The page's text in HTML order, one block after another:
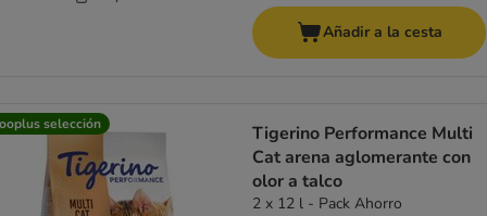
Añadir a la cesta
selección
Tigerino Performance Multi
Cat arena aglomerante con
olor a talco
2 x 12 l - Pack Ahorro